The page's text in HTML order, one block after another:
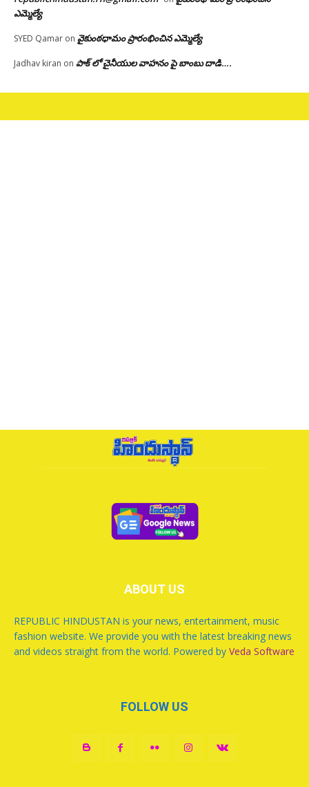
ఎమ్మెల్యే
SYED Qamar on వైకుంఠధామం ప్రారంభించిన ఎమ్మెల్యే
Jadhav kiran on పాక్ లో చైనీయుల వాహనం పై బాంబు దాడి….
ABOUT US
REPUBLIC HINDUSTAN is your news, entertainment, music
fashion website. We provide you with the latest breaking news
and videos straight from the world. Powered by Veda Software
FOLLOW US